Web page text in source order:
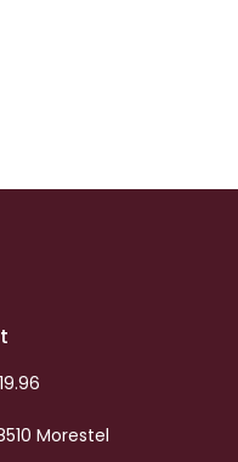
Morestel